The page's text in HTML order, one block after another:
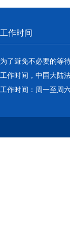
工作时间
为了避免不必要的等
工作时间，中国大陆
工作时间：周一至周